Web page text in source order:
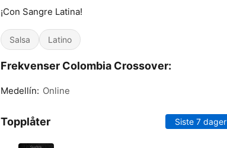
¡Con Sangre Latina!
Salsa Latino
Frekvenser Colombia Crossover:
Medellín: Online
Topplåter Siste 7 dager